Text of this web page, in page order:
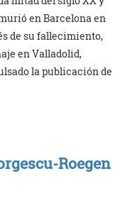
en Barcelona en
de su fallecimiento,
en Valladolid,
la publicación de
Roegen